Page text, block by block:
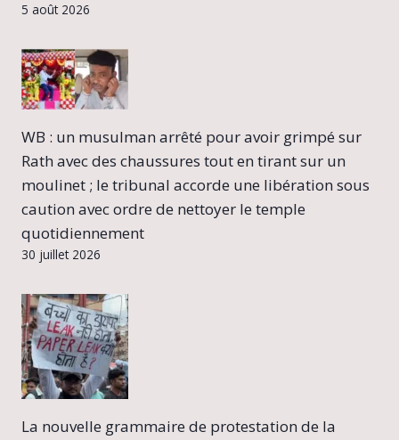
5 août 2026
WB : un musulman arrêté pour avoir grimpé sur
Rath avec des chaussures tout en tirant sur un
moulinet ; le tribunal accorde une libération sous
caution avec ordre de nettoyer le temple
quotidiennement
30 juillet 2026
La nouvelle grammaire de protestation de la